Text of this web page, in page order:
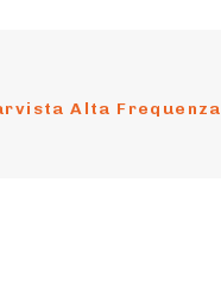
Alta Frequenza